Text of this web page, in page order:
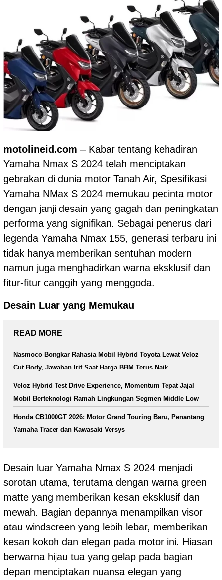
motolineid.com – Kabar tentang kehadiran
Yamaha Nmax S 2024 telah menciptakan
gebrakan di dunia motor Tanah Air, Spesifikasi
Yamaha NMax S 2024 memukau pecinta motor
dengan janji desain yang gagah dan peningkatan
performa yang signifikan. Sebagai penerus dari
legenda Yamaha Nmax 155, generasi terbaru ini
tidak hanya memberikan sentuhan modern
namun juga menghadirkan warna eksklusif dan
fitur-fitur canggih yang menggoda.
Desain Luar yang Memukau
READ MORE
Nasmoco Bongkar Rahasia Mobil Hybrid Toyota Lewat Veloz
Cut Body, Jawaban Irit Saat Harga BBM Terus Naik
Veloz Hybrid Test Drive Experience, Momentum Tepat Jajal
Mobil Berteknologi Ramah Lingkungan Segmen Middle Low
Honda CB1000GT 2026: Motor Grand Touring Baru, Penantang
Yamaha Tracer dan Kawasaki Versys
Desain luar Yamaha Nmax S 2024 menjadi
sorotan utama, terutama dengan warna green
matte yang memberikan kesan eksklusif dan
mewah. Bagian depannya menampilkan visor
atau windscreen yang lebih lebar, memberikan
kesan kokoh dan elegan pada motor ini. Hiasan
berwarna hijau tua yang gelap pada bagian
depan menciptakan nuansa elegan yang